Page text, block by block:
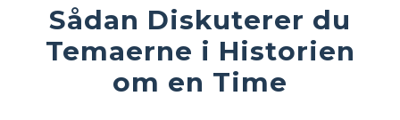
Sådan Diskuterer du
Temaerne i Historien
om en Time